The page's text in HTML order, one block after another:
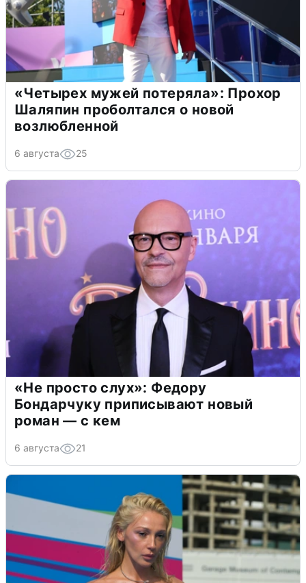
«Четырех мужей потеряла»: Прохор
Шаляпин проболтался о новой
возлюбленной
6 августа 25
«Не просто слух»: Федору
Бондарчуку приписывают новый
роман — с кем
6 августа 21